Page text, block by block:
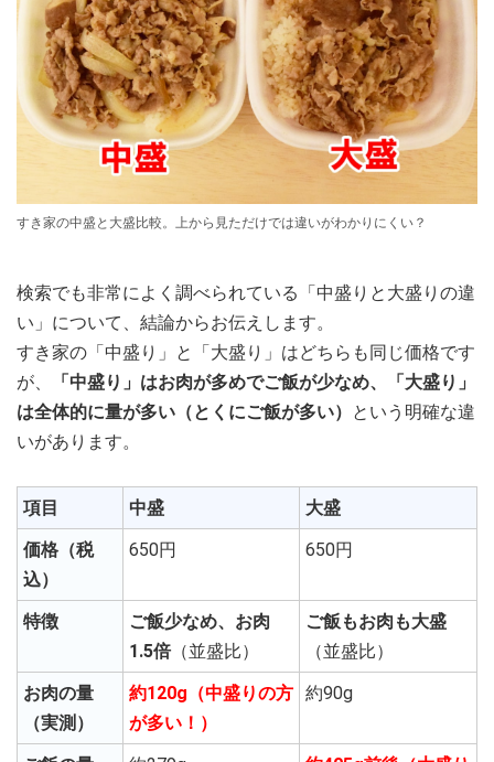
すき家の中盛と大盛比較。上から見ただけでは違いがわかりにくい？
検索でも非常によく調べられている「中盛りと大盛りの違
い」について、結論からお伝えします。
すき家の「中盛り」と「大盛り」はどちらも同じ価格です
が、
「中盛り」はお肉が多めでご飯が少なめ、「大盛り」
は全体的に量が多い（とくにご飯が多い） という明確な違
いがあります。
項目 中盛
大盛
価格（税
込）
650円 650円
特徴
ご飯少なめ、お肉
1.5倍（並盛比）
ご飯もお肉も大盛
（並盛比）
お肉の量
（実測）
約120g（中盛りの方
が多い！）
約90g